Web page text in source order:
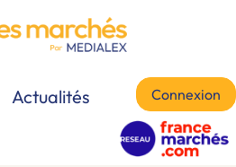
Actualités Connexion